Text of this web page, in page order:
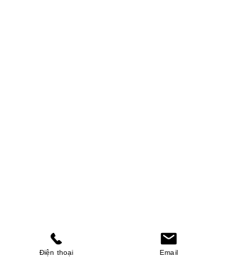
Điện thoại Email